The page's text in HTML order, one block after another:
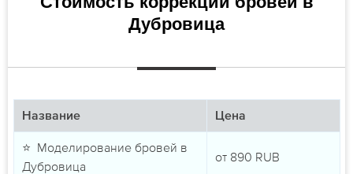
Дубровица
Название Цена
⭐ Моделирование бровей в
Дубровица
от 890 RUB